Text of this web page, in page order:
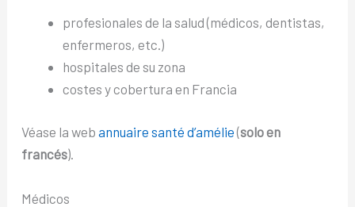
profesionales de la salud (médicos, dentistas,
enfermeros, etc.)
hospitales de su zona
costes y cobertura en Francia
Véase la web annuaire santé d’amélie(solo en
francés).
Médicos